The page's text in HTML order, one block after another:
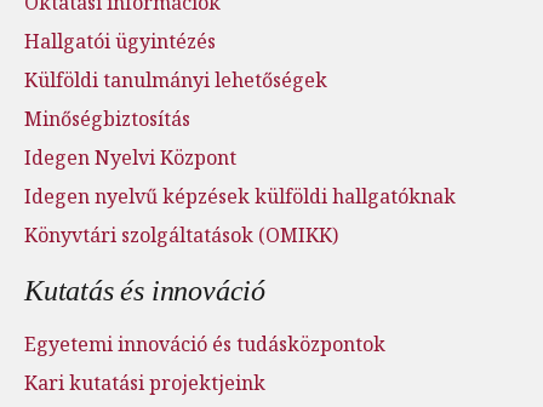
Hallgatói ügyintézés
Külföldi tanulmányi lehetőségek
Minőségbiztosítás
Idegen Nyelvi Központ
Idegen nyelvű képzések külföldi hallgatóknak
Könyvtári szolgáltatások (OMIKK)
Kutatás és innováció
Egyetemi innováció és tudásközpontok
Kari kutatási projektjeink